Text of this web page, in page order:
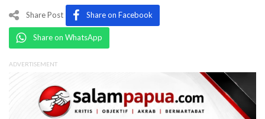
Share Post Share on Facebook
Share on WhatsApp
ADVERTISEMENT